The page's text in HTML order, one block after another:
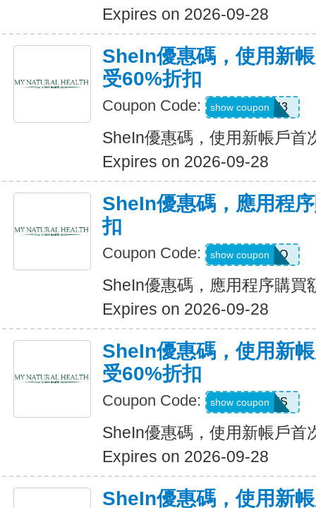
Expires on 2026-09-28
SheIn優惠碼，使用新
受60%折扣
Coupon Code: 66WK443
show coupon
SheIn優惠碼，使用新帳戶首
Expires on 2026-09-28
SheIn優惠碼，應用程
扣
Coupon Code: 4LA4Q
show coupon
SheIn優惠碼，應用程序購買
Expires on 2026-09-28
SheIn優惠碼，使用新
受60%折扣
Coupon Code: 8EEFS
show coupon
SheIn優惠碼，使用新帳戶首
Expires on 2026-09-28
SheIn優惠碼，使用新